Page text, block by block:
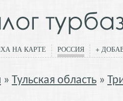
НА КАРТЕ РОССИЯ +
Тульская область